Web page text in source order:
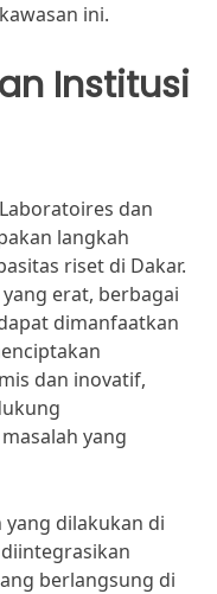
ini.
Institusi
dan
langkah
riset di Dakar.
erat, berbagai
dimanfaatkan
dan inovatif,
yang
dilakukan di
berlangsung di